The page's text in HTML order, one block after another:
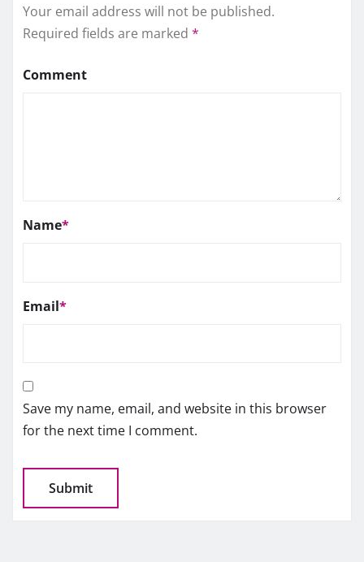
Your email address will not be published.
Required fields are marked *
Comment
Name*
Email*
Save my name, email, and website in this browser
for the next time I comment.